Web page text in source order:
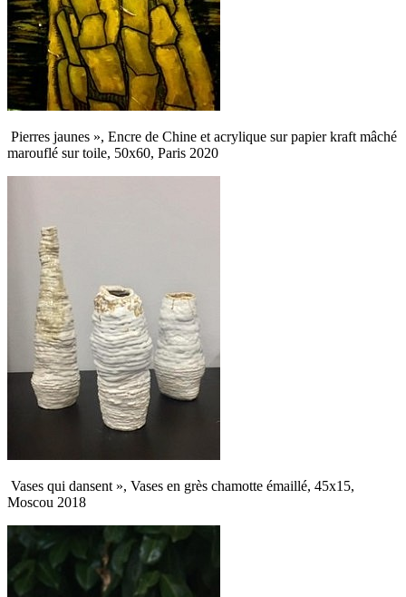
Pierres jaunes », Encre de Chine et acrylique sur papier kraft mâché
marouflé sur toile, 50x60, Paris 2020
Vases qui dansent », Vases en grès chamotte émaillé, 45x15,
Moscou 2018